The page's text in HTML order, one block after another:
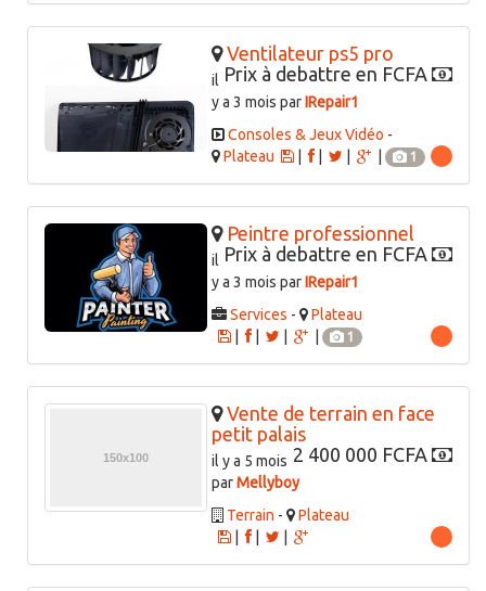
Ventilateur ps5 pro
Prix à debattre en FCFA
il
y a 3 mois parIRepair1
Consoles & Jeux Vidéo -
Plateau
| 1
Peintre professionnel
Prix à debattre en FCFA
il
y a 3 mois parIRepair1
Services -
Plateau
|
1
Vente de terrain en face
petit palais
2 400 000 FCFA
il y a 5 mois
parMellyboy
Terrain -
Plateau
|